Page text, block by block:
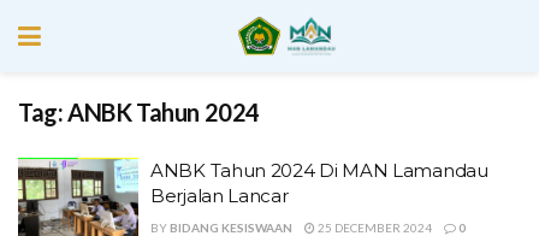
Tag:ANBK Tahun 2024
ANBK Tahun 2024 Di MAN Lamandau
Berjalan Lancar
BY BIDANG KESISWAAN 25 DECEMBER 2024 0